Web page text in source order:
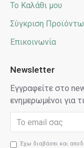
Το Καλάθι μου
Σύγκριση
Επικοινωνία
Newsletter
Εγγραφείτε στο
ενημερωμένοι για
Έχω διαβάσει και